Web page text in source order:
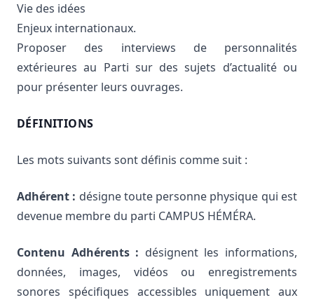
Vie des idées
Enjeux internationaux.
Proposer des interviews de personnalités
extérieures au Parti sur des sujets d’actualité ou
pour présenter leurs ouvrages.
DÉFINITIONS
Les mots suivants sont définis comme suit :
Adhérent : désigne toute personne physique qui est
devenue membre du parti CAMPUS HÉMÉRA.
Contenu Adhérents : désignent les informations,
données, images, vidéos ou enregistrements
sonores spécifiques accessibles uniquement aux